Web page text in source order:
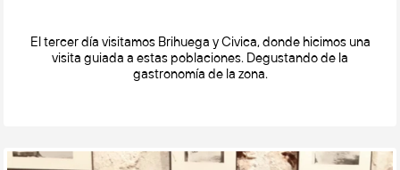
El tercer día visitamos Brihuega y Civica, donde hicimos una
visita guiada a estas poblaciones. Degustando de la
gastronomía de la zona.